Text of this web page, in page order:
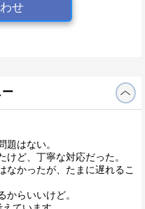
せ
ー
はない。
ど、丁寧な対応だった。
なかったが、たまに遅れるこ
からいいけど。